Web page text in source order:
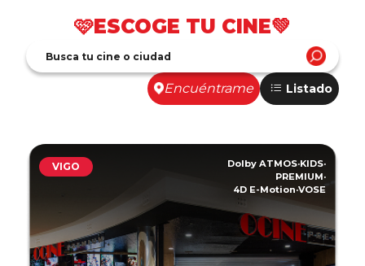
🩷ESCOGE TU CINE💚
Encuéntrame Listado
VIGO Dolby ATMOS·KIDS·
PREMIUM·
4D E-Motion·VOSE